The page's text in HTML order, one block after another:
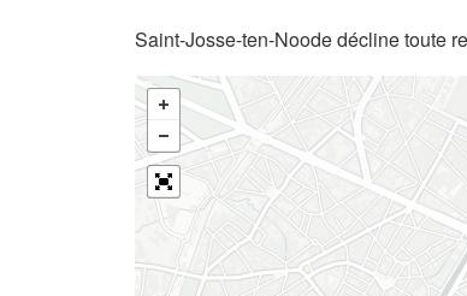
Saint-Josse-ten-Noode décline toute